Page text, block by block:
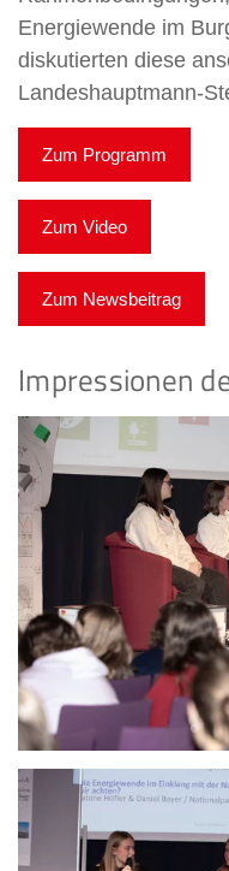
Energiewende im
diskutierten diese
Landeshauptmann-
Zum Programm
Zum Video
Zum Newsbeitrag
Impressionen